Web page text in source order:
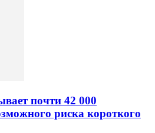
почти 42 000
риска короткого